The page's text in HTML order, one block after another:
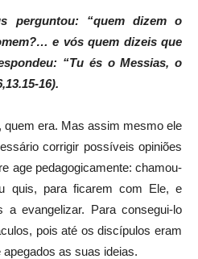
perguntou: “quem dizem o
e vós quem dizeis que
“Tu és o Messias, o
16).
quem era. Mas assim mesmo ele
corrigir possíveis opiniões
age pedagogicamente: chamou-
quis, para ficarem com Ele, e
a evangelizar. Para consegui-lo
pois até os discípulos eram
as suas ideias.